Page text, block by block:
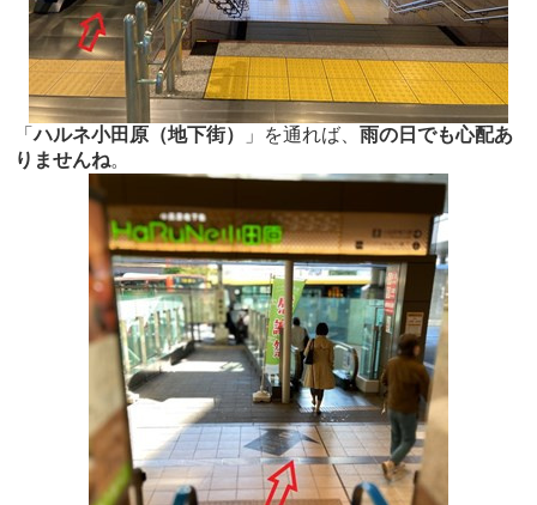
「ハルネ小田原（地下街） 」を通れば、 雨の日でも心配あ
りませんね。